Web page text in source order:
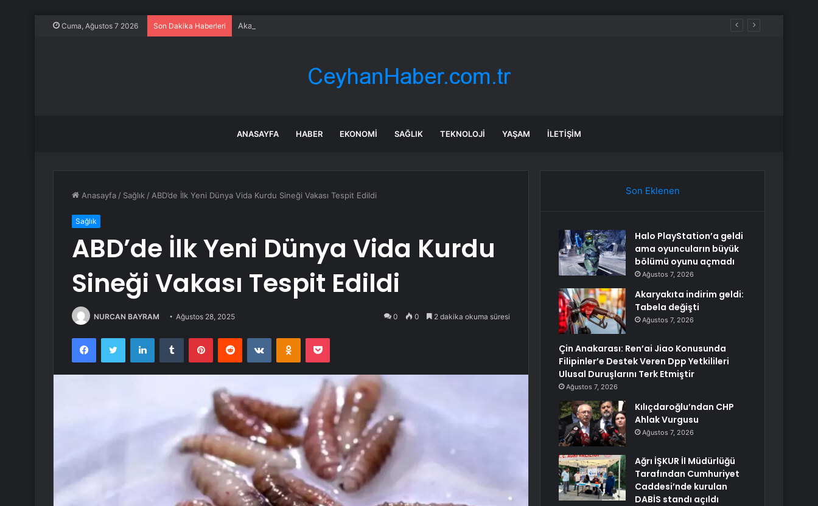
Cuma, Ağustos 7 2026 Son Dakika Haberleri Akaryakıta indirim geldi: Tabela değişti
ANASAYFA HABER EKONOMI SAĞLIK TEKNOLOJI YAŞAM İLETIŞIM
Anasayfa / Sağlık / ABD’de İlk Yeni Dünya Vida Kurdu Sineği Vakası Tespit Edildi
Sağlık
ABD’de İlk Yeni Dünya Vida Kurdu
Sineği Vakası Tespit Edildi
NURCAN BAYRAM Ağustos 28, 2025 0 0 2 dakika okuma süresi
FacebookTwitter LinkedInTumblr PinterestReddit VKontakteOdnoklassniki
Pocket
Son Eklenen
Halo PlayStation’a geldi
ama oyuncuların büyük
bölümü oyunu açmadı
Ağustos 7, 2026
Akaryakıta indirim geldi:
Tabela değişti
Ağustos 7, 2026
Çin Anakarası: Ren’ai Jiao Konusunda
Filipinler’e Destek Veren Dpp Yetkilileri
Ulusal Duruşlarını Terk Etmiştir
Ağustos 7, 2026
Kılıçdaroğlu’ndan CHP
Ahlak Vurgusu
Ağustos 7, 2026
Ağrı İŞKUR İl Müdürlüğü
Tarafından Cumhuriyet
Caddesi’nde kurulan
DABİS standı açıldı